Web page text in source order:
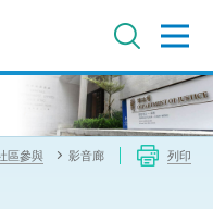
區參與 影音廊 列印